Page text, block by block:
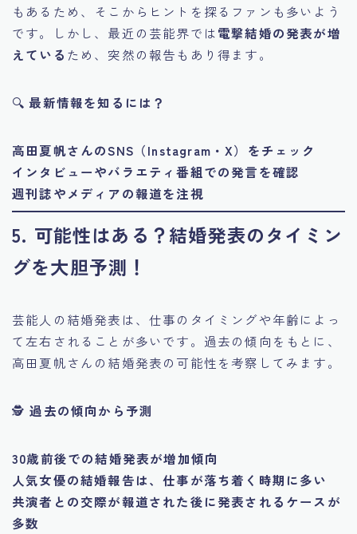
もあるため、そこからヒントを探るファンも多いよう
です。しかし、最近の芸能界では電撃結婚の発表が増
えている ため、突然の報告もあり得ます。
🔍最新情報を知るには？
高田夏帆さんのSNS（Instagram・X）をチェック
インタビューやバラエティ番組での発言を確認
週刊誌やメディアの報道を注視
5. 可能性はある？結婚発表のタイミン
グを大胆予測！
芸能人の結婚発表は、仕事のタイミングや年齢によっ
て左右されることが多いです。過去の傾向をもとに、
高田夏帆さんの結婚発表の可能性を考察してみます。
🕵過去の傾向から予測
30歳前後での結婚発表が増加傾向
人気女優の結婚報告は、仕事が落ち着く時期に多い
共演者との交際が報道された後に発表されるケースが
多数